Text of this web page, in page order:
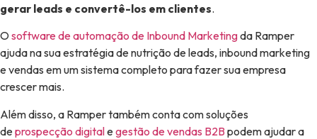
gerar leads e convertê-los em clientes.
Osoftware de automação de Inbound Marketingda Ramper
ajuda na sua estratégia de nutrição de leads, inbound marketing
e vendas em um sistema completo para fazer sua empresa
crescer mais.
Além disso, a Ramper também conta com soluções
deprospecção digitalegestão de vendas B2B podem ajudar a